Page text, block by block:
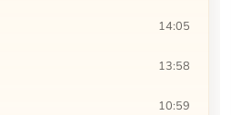
14:05
13:58
10:59